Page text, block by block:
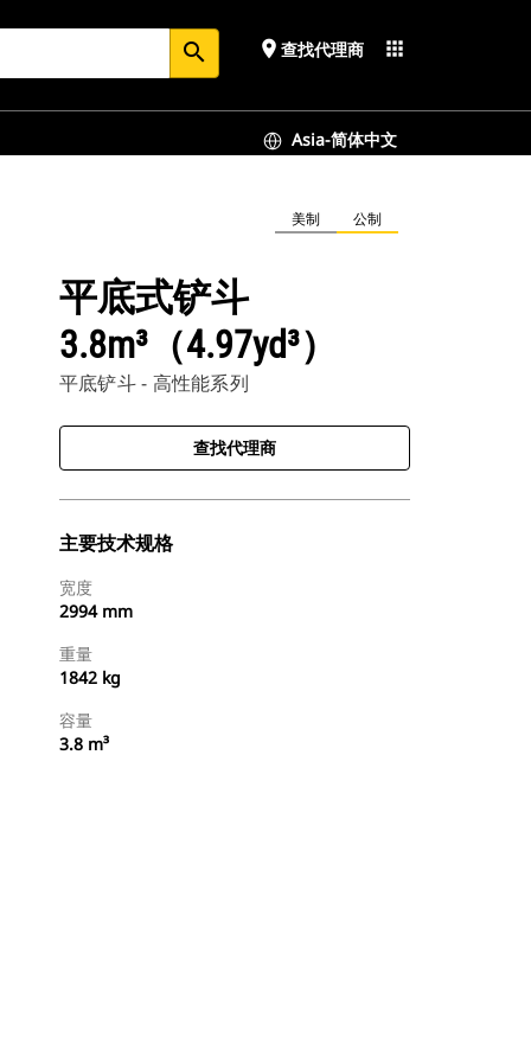
search place 查找代理商 apps
Asia-简体中文
美制 公制
平底式铲斗
3.8m³（4.97yd³）
平底铲斗 - 高性能系列
查找代理商
主要技术规格
宽度
2994 mm
重量
1842 kg
容量
3.8 m³